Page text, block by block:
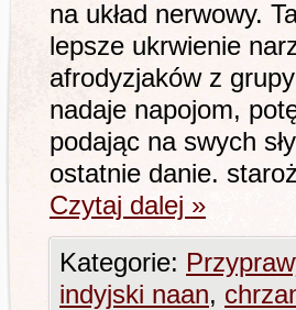
na układ nerwowy.
lepsze ukrwienie
afrodyzjaków z
nadaje napojom,
podając na swych
ostatnie danie.
Czytaj dalej »
Kategorie:
indyjski naan,